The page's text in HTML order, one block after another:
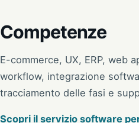
Competenze
E-commerce, UX, ERP, web
workflow, integrazione
tracciamento delle fasi e
Scopri il servizio software